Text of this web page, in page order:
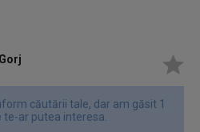
Gorj
căutării tale, dar am găsit 1
te-ar putea interesa.